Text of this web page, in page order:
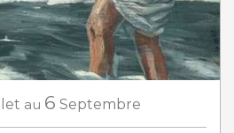
au 6 Septembre